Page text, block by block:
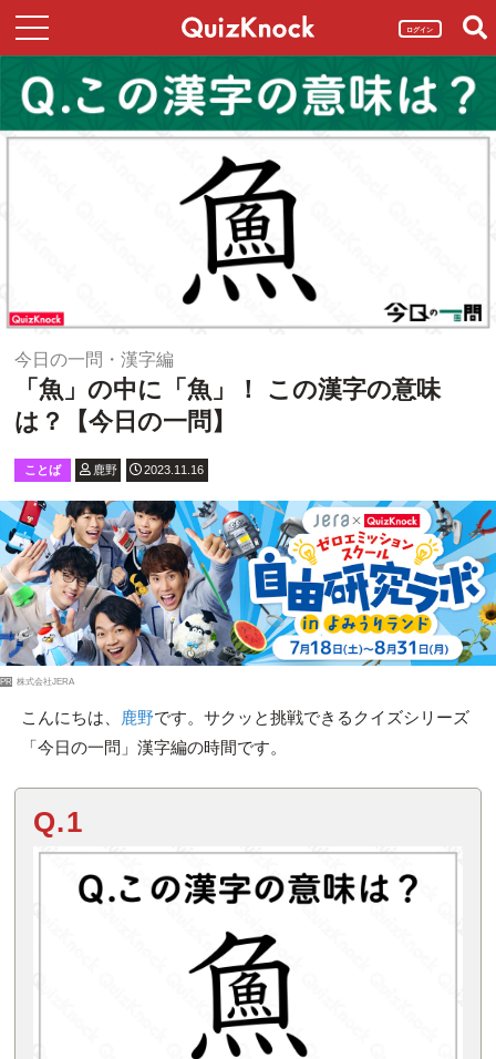
ログイン
今日の一問・漢字編
「魚」の中に「魚」！ この漢字の意味
は？【今日の一問】
ことば 鹿野 2023.11.16
PR 株式会社JERA
こんにちは、 鹿野です。サクッと挑戦できるクイズシリーズ
「今日の一問」漢字編の時間です。
Q.1